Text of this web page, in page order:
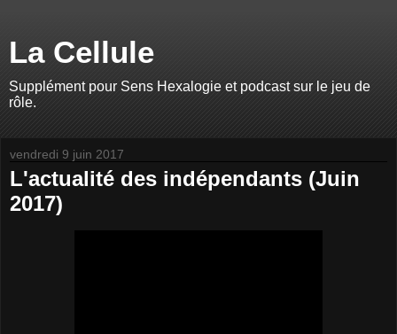
La Cellule
Supplément pour Sens Hexalogie et podcast sur le jeu de
rôle.
vendredi 9 juin 2017
L'actualité des indépendants (Juin
2017)